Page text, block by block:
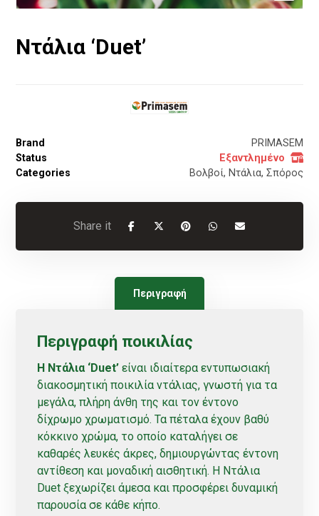
Ντάλια ‘Duet’
Brand
PRIMASEM
Status
Εξαντλημένο
Categories
Βολβοί, Ντάλια, Σπόρος
Περιγραφή
Περιγραφή ποικιλίας
Η Ντάλια ‘Duet’ είναι ιδιαίτερα εντυπωσιακή
διακοσμητική ποικιλία ντάλιας, γνωστή για τα
μεγάλα, πλήρη άνθη της και τον έντονο
δίχρωμο χρωματισμό. Τα πέταλα έχουν βαθύ
κόκκινο χρώμα, το οποίο καταλήγει σε
καθαρές λευκές άκρες, δημιουργώντας έντονη
αντίθεση και μοναδική αισθητική. Η Ντάλια
Duet ξεχωρίζει άμεσα και προσφέρει δυναμική
παρουσία σε κάθε κήπο.